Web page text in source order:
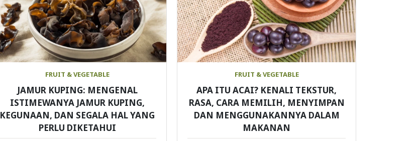
FRUIT & VEGETABLE
JAMUR KUPING: MENGENAL
ISTIMEWANYA JAMUR KUPING,
KEGUNAAN, DAN SEGALA HAL YANG
PERLU DIKETAHUI
FRUIT & VEGETABLE
APA ITU ACAI? KENALI TEKSTUR,
RASA, CARA MEMILIH, MENYIMPAN
DAN MENGGUNAKANNYA DALAM
MAKANAN